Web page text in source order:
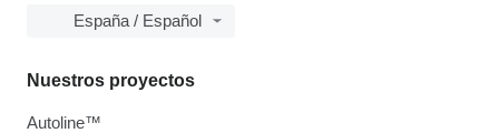
España / Español
Nuestros proyectos
Autoline™